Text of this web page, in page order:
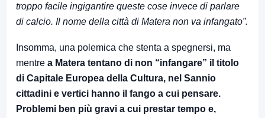
troppo facile ingigantire queste cose invece di parlare
di calcio. Il nome della città di Matera non va infangato”.
Insomma, una polemica che stenta a spegnersi, ma
mentre a Matera tentano di non “infangare” il titolo
di Capitale Europea della Cultura, nel Sannio
cittadini e vertici hanno il fango a cui pensare.
Problemi ben più gravi a cui prestar tempo e,